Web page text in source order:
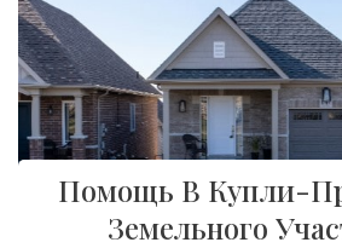
Помощь В Купли-
Земельного